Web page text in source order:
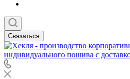
Связаться